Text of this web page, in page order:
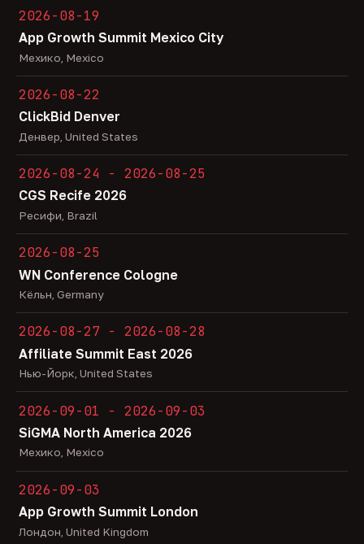
2026-08-19
App Growth Summit Mexico City
Мехико, Mexico
2026-08-22
ClickBid Denver
Денвер, United States
2026-08-24 - 2026-08-25
CGS Recife 2026
Ресифи, Brazil
2026-08-25
WN Conference Cologne
Кёльн, Germany
2026-08-27 - 2026-08-28
Affiliate Summit East 2026
Нью-Йорк, United States
2026-09-01 - 2026-09-03
SiGMA North America 2026
Мехико, Mexico
2026-09-03
App Growth Summit London
Лондон, United Kingdom